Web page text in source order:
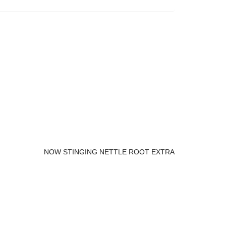
NOW STINGING NETTLE ROOT EXTRA